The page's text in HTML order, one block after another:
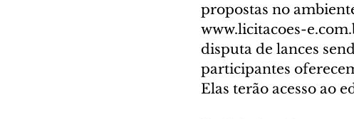
propostas no
www.licitacoes-
disputa de lances
participantes
Elas terão acesso ao